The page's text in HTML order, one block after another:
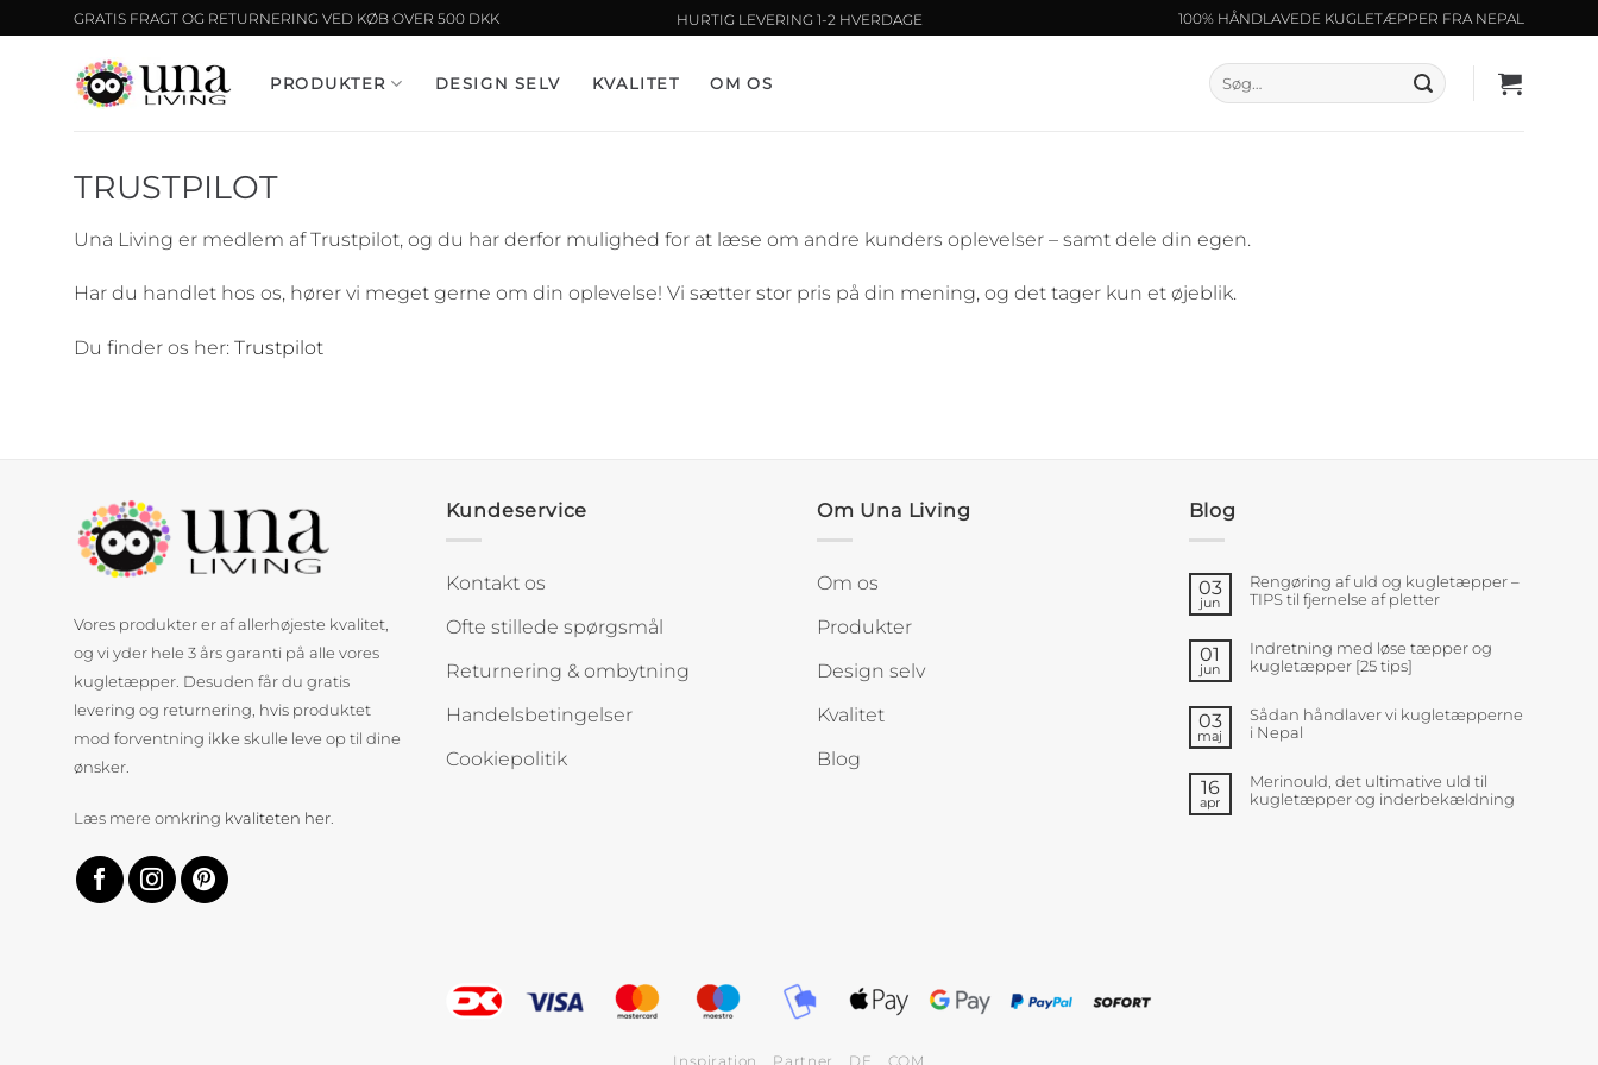
til
GRATIS FRAGT OG RETURNERING VED KØB OVER 500 DKK HURTIG LEVERING 1-2 HVERDAGE 100% HÅNDLAVEDE KUGLETÆPPER FRA NEPAL
PRODUKTER DESIGN SELV KVALITET OM OS
Søg
efter:
TRUSTPILOT
Una Living er medlem af Trustpilot, og du har derfor mulighed for at læse om andre kunders oplevelser – samt dele din egen.
Har du handlet hos os, hører vi meget gerne om din oplevelse! Vi sætter stor pris på din mening, og det tager kun et øjeblik.
Du finder os her: Trustpilot
Vores produkter er af allerhøjeste kvalitet,
og vi yder hele 3 års garanti på alle vores
kugletæpper. Desuden får du gratis
levering og returnering, hvis produktet
mod forventning ikke skulle leve op til dine
ønsker.
Læs mere omkring kvaliteten her.
Kundeservice
Kontakt os
Ofte stillede spørgsmål
Returnering & ombytning
Handelsbetingelser
Cookiepolitik
Om Una Living
Om os
Produkter
Design selv
Kvalitet
Blog
Blog
03
jun
Rengøring af uld og kugletæpper –
TIPS til fjernelse af pletter
01
jun
Indretning med løse tæpper og
kugletæpper [25 tips]
03
maj
Sådan håndlaver vi kugletæpperne
i Nepal
16
apr
Merinould, det ultimative uld til
kugletæpper og inderbekældning
Inspiration Partner DE COM